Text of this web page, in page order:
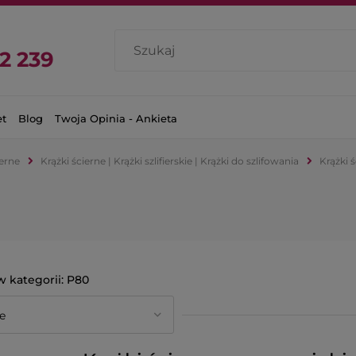
239
Blog Twoja Opinia - Ankieta
Krążki ścierne | Krążki szlifierskie | Krążki do szlifowania Krążki
P80